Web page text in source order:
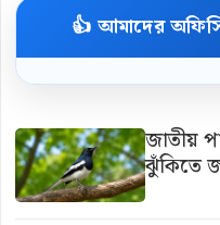
👍 আমাদের
জাতীয়
ঝুঁকিতে